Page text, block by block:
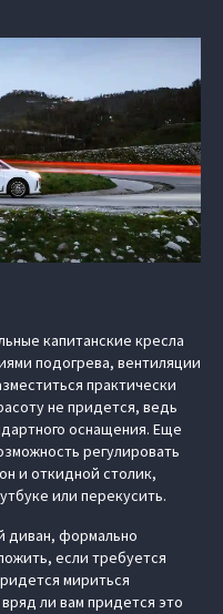
капитанские кресла
подогрева, вентиляции
практически
не придется, ведь
оснащения. Еще
регулировать
и откидной столик,
или перекусить.
диван, формально
если требуется
мириться
ли вам придется это